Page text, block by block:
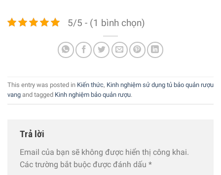
5/5 - (1 bình chọn)
This entry was posted in Kiến thức, Kinh nghiệm sử dụng tủ bảo quản rượu
vang and tagged Kinh nghiệm bảo quản rượu.
Trả lời
Email của bạn sẽ không được hiển thị công khai.
Các trường bắt buộc được đánh dấu *